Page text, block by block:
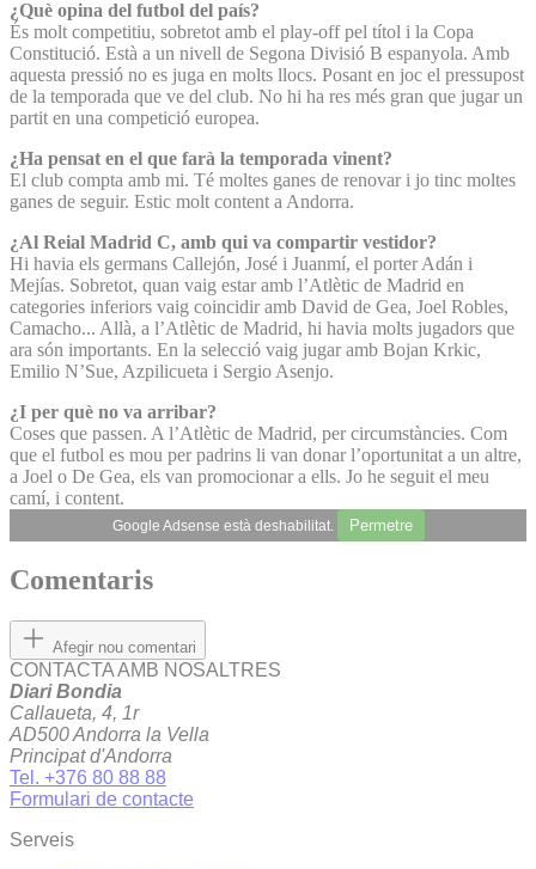
¿Què opina del futbol del país?
És molt competitiu, sobretot amb el play-off pel títol i la Copa
Constitució. Està a un nivell de Segona Divisió B espanyola. Amb
aquesta pressió no es juga en molts llocs. Posant en joc el pressupost
de la temporada que ve del club. No hi ha res més gran que jugar un
partit en una competició europea.
¿Ha pensat en el que farà la temporada vinent?
El club compta amb mi. Té moltes ganes de renovar i jo tinc moltes
ganes de seguir. Estic molt content a Andorra.
¿Al Reial Madrid C, amb qui va compartir vestidor?
Hi havia els germans Callejón, José i Juanmí, el porter Adán i
Mejías. Sobretot, quan vaig estar amb l’Atlètic de Madrid en
categories inferiors vaig coincidir amb David de Gea, Joel Robles,
Camacho... Allà, a l’Atlètic de Madrid, hi havia molts jugadors que
ara són importants. En la selecció vaig jugar amb Bojan Krkic,
Emilio N’Sue, Azpilicueta i Sergio Asenjo.
¿I per què no va arribar?
Coses que passen. A l’Atlètic de Madrid, per circumstàncies. Com
que el futbol es mou per padrins li van donar l’oportunitat a un altre,
a Joel o De Gea, els van promocionar a ells. Jo he seguit el meu
camí, i content.
Google Adsense està deshabilitat. Permetre
Comentaris
Afegir nou comentari
CONTACTA AMB NOSALTRES
Diari Bondia
Callaueta, 4, 1r
AD500 Andorra la Vella
Principat d'Andorra
Tel. +376 80 88 88
Formulari de contacte
Serveis